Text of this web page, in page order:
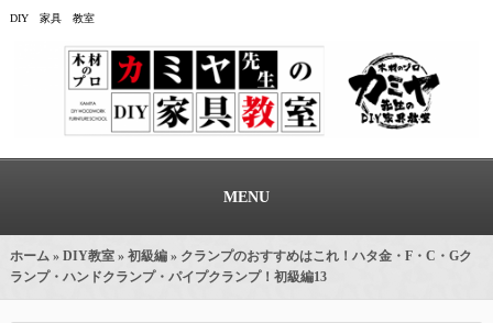
DIY 家具 教室
MENU
ホーム » DIY教室» 初級編» クランプのおすすめはこれ！ハタ金・F・C・Gク
ランプ・ハンドクランプ・パイプクランプ！初級編13